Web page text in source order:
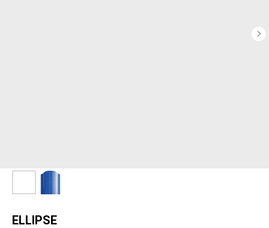
ELLIPSE